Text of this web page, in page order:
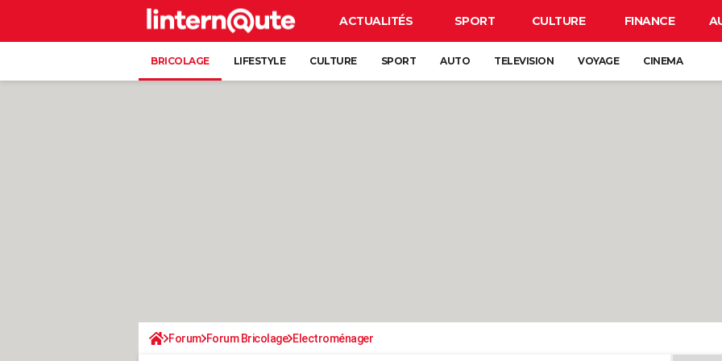
ACTUALITÉS SPORT CULTURE FINANCE
BRICOLAGE LIFESTYLE CULTURE SPORT AUTO TELEVISION VOYAGE CINEMA
Forum Forum Bricolage Electroménager